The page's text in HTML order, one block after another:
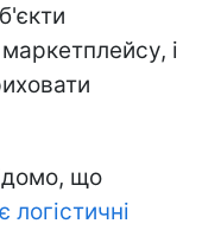
і
що